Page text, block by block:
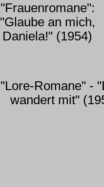
"Frauenromane":
"Glaube an mich,
Daniela!" (1954)
"Lore-Romane" -
wandert mit"